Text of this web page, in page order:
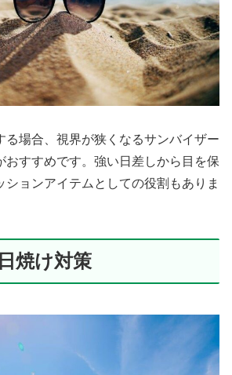
る場合、視界が狭くなるサンバイザー
おすすめです。強い日差しから目を保
ションアイテムとしての役割もありま
焼け対策